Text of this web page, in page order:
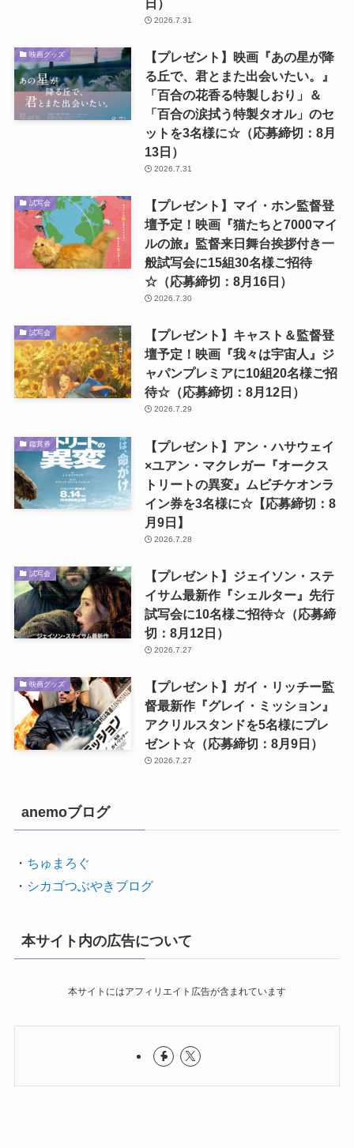
日）
2026.7.31
映画グッズ
【プレゼント】映画『あの星が降
る丘で、君とまた出会いたい。』
「百合の花香る特製しおり」＆
「百合の涙拭う特製タオル」のセ
ットを3名様に☆（応募締切：8月
13日）
2026.7.31
試写会
【プレゼント】マイ・ホン監督登
壇予定！映画『猫たちと7000マイ
ルの旅』監督来日舞台挨拶付き一
般試写会に15組30名様ご招待
☆（応募締切：8月16日）
2026.7.30
試写会
【プレゼント】キャスト＆監督登
壇予定！映画『我々は宇宙人』ジ
ャパンプレミアに10組20名様ご招
待☆（応募締切：8月12日）
2026.7.29
鑑賞券
【プレゼント】アン・ハサウェイ
×ユアン・マクレガー『オークス
トリートの異変』ムビチケオンラ
イン券を3名様に☆【応募締切：8
月9日】
2026.7.28
試写会
【プレゼント】ジェイソン・ステ
イサム最新作『シェルター』先行
試写会に10名様ご招待☆（応募締
切：8月12日）
2026.7.27
映画グッズ
【プレゼント】ガイ・リッチー監
督最新作『グレイ・ミッション』
アクリルスタンドを5名様にプレ
ゼント☆（応募締切：8月9日）
2026.7.27
anemoブログ
・ ちゅまろぐ
・ シカゴつぶやきブログ
本サイト内の広告について
本サイトにはアフィリエイト広告が含まれています